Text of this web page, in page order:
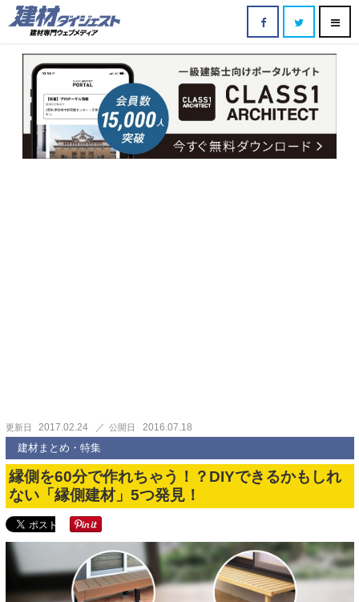
更新日 2017.02.24 公開日 2016.07.18
建材まとめ・特集
縁側を60分で作れちゃう！？DIYできるかもしれ
ない「縁側建材」5つ発見！